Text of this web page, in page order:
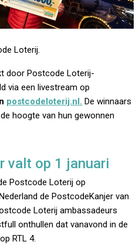
Loterij.
door Postcode Loterij-
via een livestream op
postcodeloterij.nl. De winnaars
hoogte van hun gewonnen
valt op 1 januari
Postcode Loterij op
de PostcodeKanjer van
Loterij ambassadeurs
onthullen dat vanavond in de
RTL 4.